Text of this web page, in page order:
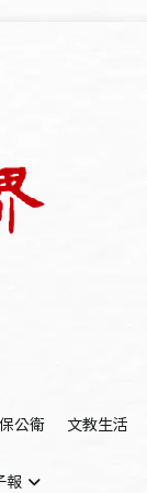
公衛 文教生活
報